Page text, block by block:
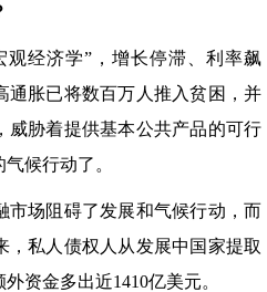
观经济学”，增长停滞、利率飙
通胀已将数百万人推入贫困，并
威胁着提供基本公共产品的可行
候行动了。
市场阻碍了发展和气候行动，而
，私人债权人从发展中国家提取
资金多出近1410亿美元。